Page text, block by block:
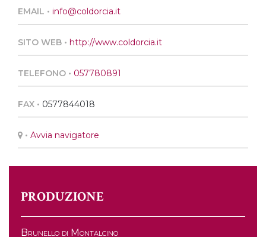
PRODUZIONE
Brunello di Montalcino
EMAIL • info@coldorcia.it
SITO WEB • http://www.coldorcia.it
TELEFONO • 057780891
FAX • 0577844018
• Avvia navigatore